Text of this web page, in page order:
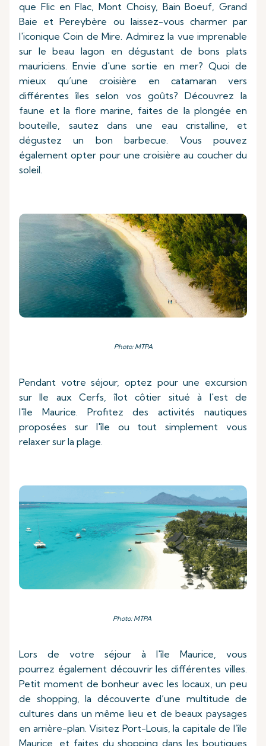
que Flic en Flac, Mont Choisy, Bain Boeuf, Grand
Baie et Pereybère ou laissez-vous charmer par
l'iconique Coin de Mire. Admirez la vue imprenable
sur le beau lagon en dégustant de bons plats
mauriciens. Envie d'une sortie en mer? Quoi de
mieux qu’une croisière en catamaran vers
différentes îles selon vos goûts? Découvrez la
faune et la flore marine, faites de la plongée en
bouteille, sautez dans une eau cristalline, et
dégustez un bon barbecue. Vous pouvez
également opter pour une croisière au coucher du
soleil.
Photo: MTPA
Pendant votre séjour, optez pour une excursion
sur Ile aux Cerfs, îlot côtier situé à l'est de
l'île Maurice. Profitez des activités nautiques
proposées sur l'île ou tout simplement vous
relaxer sur la plage.
Photo: MTPA
Lors de votre séjour à l'île Maurice, vous
pourrez également découvrir les différentes villes.
Petit moment de bonheur avec les locaux, un peu
de shopping, la découverte d’une multitude de
cultures dans un même lieu et de beaux paysages
en arrière-plan. Visitez Port-Louis, la capitale de l’île
Maurice, et faites du shopping dans les boutiques